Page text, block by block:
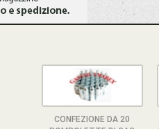
CONFEZIONE DA 20